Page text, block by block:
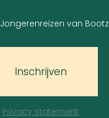
Jongerenreizen van Bootz
Inschrijven
Privacy statement